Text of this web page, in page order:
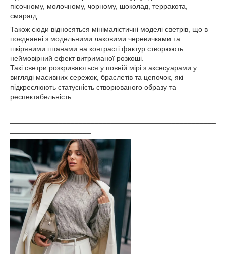
пісочному, молочному, чорному, шоколад, терракота,
смарагд.
Також сюди відносяться мінімалістичні моделі светрів, що в
поєднанні з модельними лаковими черевичками та
шкіряними штанами на контрасті фактур створюють
неймовірний ефект витриманої розкоші.
Такі светри розкриваються у повній мірі з аксесуарами у
вигляді масивних сережок, браслетів та цепочок, які
підкреслюють статусність створюваного образу та
респектабельність.